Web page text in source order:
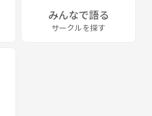
みんなで語る
サークルを探す